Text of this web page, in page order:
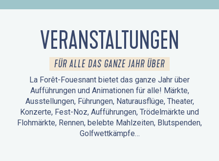
VERANSTALTUNGEN
FÜR ALLE DAS GANZE JAHR ÜBER
La Forêt-Fouesnant bietet das ganze Jahr über
Aufführungen und Animationen für alle! Märkte,
Ausstellungen, Führungen, Naturausflüge, Theater,
Konzerte, Fest-Noz, Aufführungen, Trödelmärkte und
Flohmärkte, Rennen, belebte Mahlzeiten, Blutspenden,
Golfwettkämpfe…